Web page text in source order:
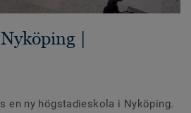
|
en ny högstadieskola i Nyköping.